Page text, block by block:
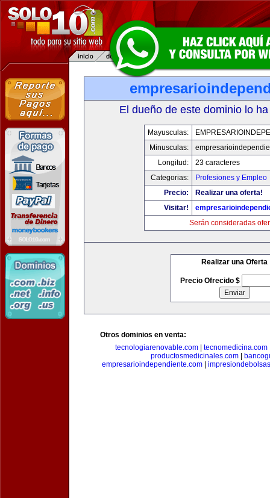
El dueño de este dominio lo
Mayusculas:
Minusculas:
Longitud:
23 caracteres
Categorias:
Profesiones y Empleo
Precio:
Realizar una oferta!
Visitar!
Serán consideradas
Realizar una Oferta
Precio Ofrecido $
Otros dominios en venta:
tecnologiarenovable.com
tecnomedicina.com
productosmedicinales.com|
empresarioindependiente.com